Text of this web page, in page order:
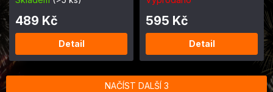
489 Kč
Detail
595 Kč
Detail
NAČÍST DALŠÍ 3